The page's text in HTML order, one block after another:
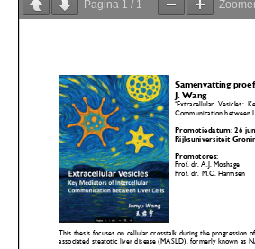
Pagina 1 / 1